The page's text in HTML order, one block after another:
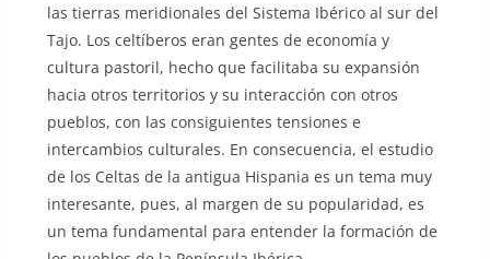
las tierras meridionales del Sistema Ibérico al sur del
Tajo. Los celtíberos eran gentes de economía y
cultura pastoril, hecho que facilitaba su expansión
hacia otros territorios y su interacción con otros
pueblos, con las consiguientes tensiones e
intercambios culturales. En consecuencia, el estudio
de los Celtas de la antigua Hispania es un tema muy
interesante, pues, al margen de su popularidad, es
un tema fundamental para entender la formación de